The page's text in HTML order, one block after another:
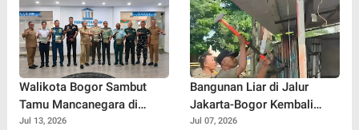
Walikota Bogor Sambut
Tamu Mancanegara di
Perpustakaan Kota Bogor,
Jul 13, 2026
Bangunan Liar di Jalur
Jakarta-Bogor Kembali
Muncul, Satpol PP Depok
Jul 07, 2026